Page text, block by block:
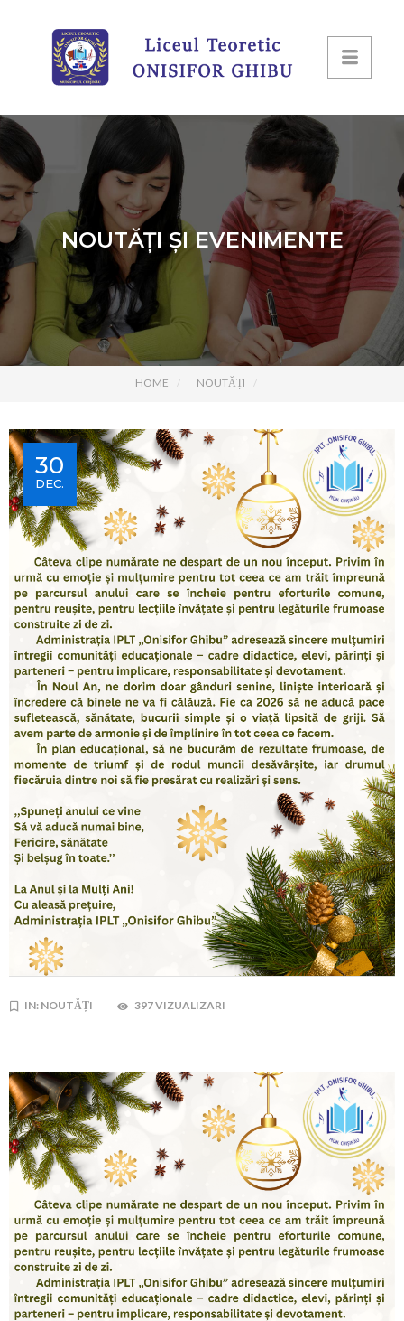
NOUTĂȚI ȘI EVENIMENTE
HOME NOUTĂȚI
30
DEC.
IN: NOUTĂȚI 397 VIZUALIZARI